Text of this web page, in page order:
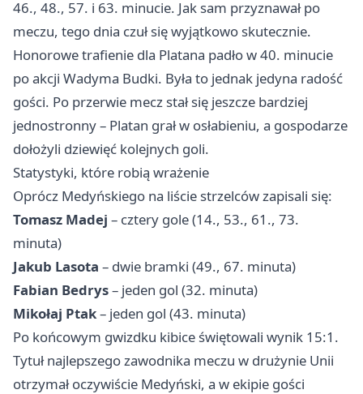
46., 48., 57. i 63. minucie. Jak sam przyznawał po
meczu, tego dnia czuł się wyjątkowo skutecznie.
Honorowe trafienie dla Platana padło w 40. minucie
po akcji Wadyma Budki. Była to jednak jedyna radość
gości. Po przerwie mecz stał się jeszcze bardziej
jednostronny – Platan grał w osłabieniu, a gospodarze
dołożyli dziewięć kolejnych goli.
Statystyki, które robią wrażenie
Oprócz Medyńskiego na liście strzelców zapisali się:
Tomasz Madej – cztery gole (14., 53., 61., 73.
minuta)
Jakub Lasota – dwie bramki (49., 67. minuta)
Fabian Bedrys– jeden gol (32. minuta)
Mikołaj Ptak– jeden gol (43. minuta)
Po końcowym gwizdku kibice świętowali wynik 15:1.
Tytuł najlepszego zawodnika meczu w drużynie Unii
otrzymał oczywiście Medyński, a w ekipie gości